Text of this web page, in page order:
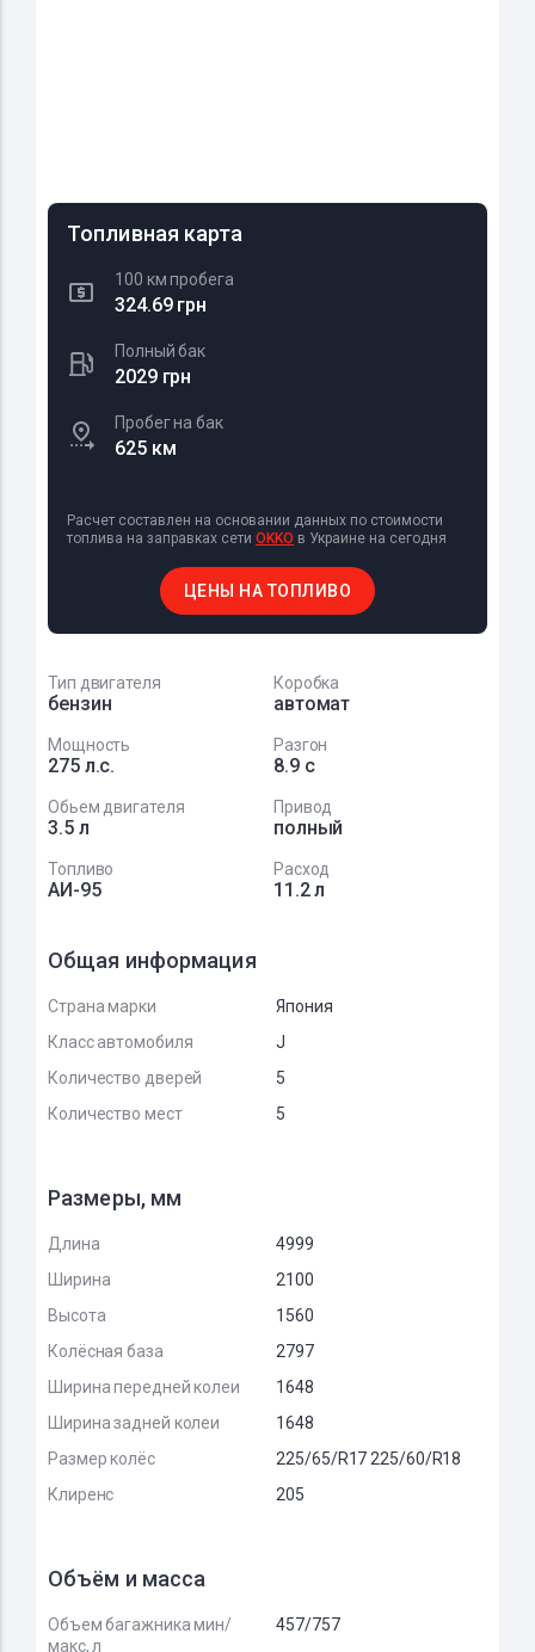
Топливная карта
100 км пробега
324.69 грн
Полный бак
2029 грн
Пробег на бак
625 км
Расчет составлен на основании данных по стоимости
топлива на заправках сети OKKO в Украине на сегодня
ЦЕНЫ НА ТОПЛИВО
Тип двигателя
бензин
Коробка
автомат
Мощность
275 л.с.
Разгон
8.9 с
Обьем двигателя
3.5 л
Привод
полный
Топливо
АИ-95
Расход
11.2 л
Общая информация
Страна марки
Япония
Класс автомобиля
J
Количество дверей
5
Количество мест
5
Размеры, мм
Длина
4999
Ширина
2100
Высота
1560
Колёсная база
2797
Ширина передней колеи
1648
Ширина задней колеи
1648
Размер колёс
225/65/R17 225/60/R18
Клиренс
205
Объём и масса
Объем багажника мин/
макс, л
457/757